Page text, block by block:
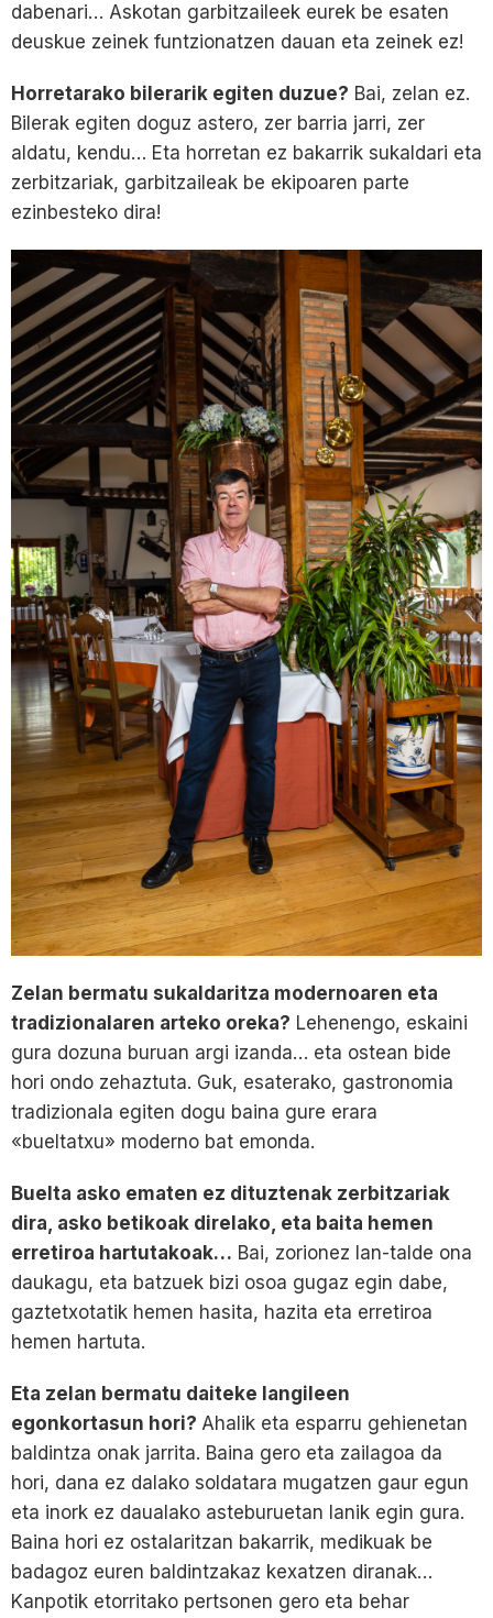
dabenari… Askotan garbitzaileek eurek be esaten
deuskue zeinek funtzionatzen dauan eta zeinek ez!
Horretarako bilerarik egiten duzue? Bai, zelan ez.
Bilerak egiten doguz astero, zer barria jarri, zer
aldatu, kendu… Eta horretan ez bakarrik sukaldari eta
zerbitzariak, garbitzaileak be ekipoaren parte
ezinbesteko dira!
Zelan bermatu sukaldaritza modernoaren eta
tradizionalaren arteko oreka? Lehenengo, eskaini
gura dozuna buruan argi izanda… eta ostean bide
hori ondo zehaztuta. Guk, esaterako, gastronomia
tradizionala egiten dogu baina gure erara
«bueltatxu» moderno bat emonda.
Buelta asko ematen ez dituztenak zerbitzariak
dira, asko betikoak direlako, eta baita hemen
erretiroa hartutakoak… Bai, zorionez lan-talde ona
daukagu, eta batzuek bizi osoa gugaz egin dabe,
gaztetxotatik hemen hasita, hazita eta erretiroa
hemen hartuta.
Eta zelan bermatu daiteke langileen
egonkortasun hori? Ahalik eta esparru gehienetan
baldintza onak jarrita. Baina gero eta zailagoa da
hori, dana ez dalako soldatara mugatzen gaur egun
eta inork ez daualako asteburuetan lanik egin gura.
Baina hori ez ostalaritzan bakarrik, medikuak be
badagoz euren baldintzakaz kexatzen diranak…
Kanpotik etorritako pertsonen gero eta behar